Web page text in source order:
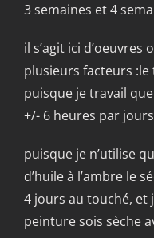
3 semaines et 4
il s’agit ici
plusieurs facteurs
puisque je travail
+/- 6 heures par
puisque je n’utilise
d’huile à l’ambre le
4 jours au touché, et
peinture sois sèche